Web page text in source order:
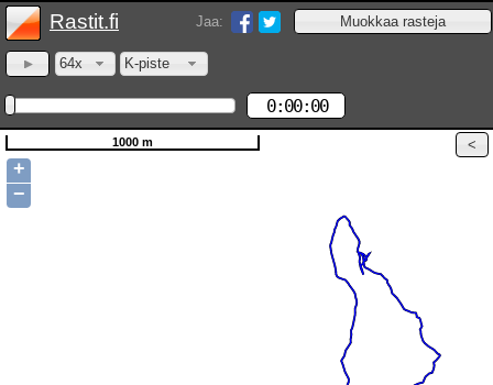
Rastit.fi Jaa:
64x K-piste
0:00:00
1000 m
+
−